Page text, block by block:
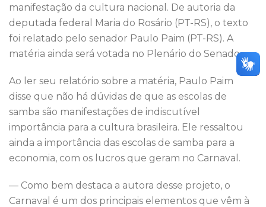
manifestação da cultura nacional. De autoria da
deputada federal Maria do Rosário (PT-RS), o texto
foi relatado pelo senador Paulo Paim (PT-RS). A
matéria ainda será votada no Plenário do Senado.
Ao ler seu relatório sobre a matéria, Paulo Paim
disse que não há dúvidas de que as escolas de
samba são manifestações de indiscutível
importância para a cultura brasileira. Ele ressaltou
ainda a importância das escolas de samba para a
economia, com os lucros que geram no Carnaval.
— Como bem destaca a autora desse projeto, o
Carnaval é um dos principais elementos que vêm à